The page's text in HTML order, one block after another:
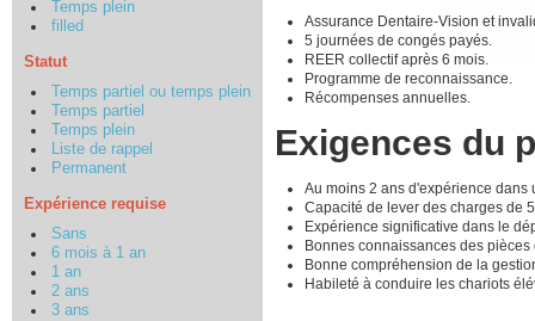
Temps plein
filled
Statut
Temps partiel ou temps plein
Temps partiel
Temps plein
Liste de rappel
Permanent
Expérience requise
Sans
6 mois à 1 an
1 an
2 ans
3 ans
Assurance Dentaire-Vision et
5 journées de congés payés.
REER collectif après 6 mois.
Programme de reconnaissance.
Récompenses annuelles.
Exigences du
Au moins 2 ans d'expérience dans
Capacité de lever des charges de
Expérience significative dans le
Bonnes connaissances des
Bonne compréhension de la
Habileté à conduire les chariots